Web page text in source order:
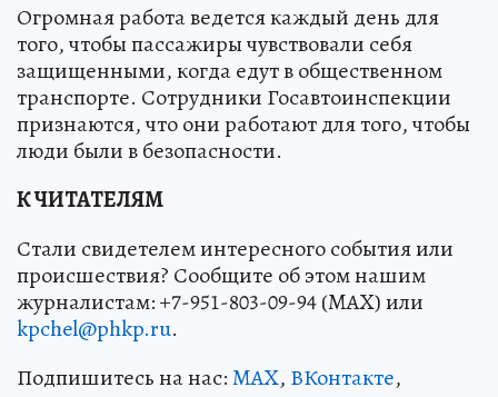
Огромная работа ведется каждый день для
того, чтобы пассажиры чувствовали себя
защищенными, когда едут в общественном
транспорте. Сотрудники Госавтоинспекции
признаются, что они работают для того, чтобы
люди были в безопасности.
К ЧИТАТЕЛЯМ
Стали свидетелем интересного события или
происшествия? Сообщите об этом нашим
журналистам: +7-951-803-09-94 (MAX) или
kpchel@phkp.ru.
Подпишитесь на нас:MAX, ВКонтакте,